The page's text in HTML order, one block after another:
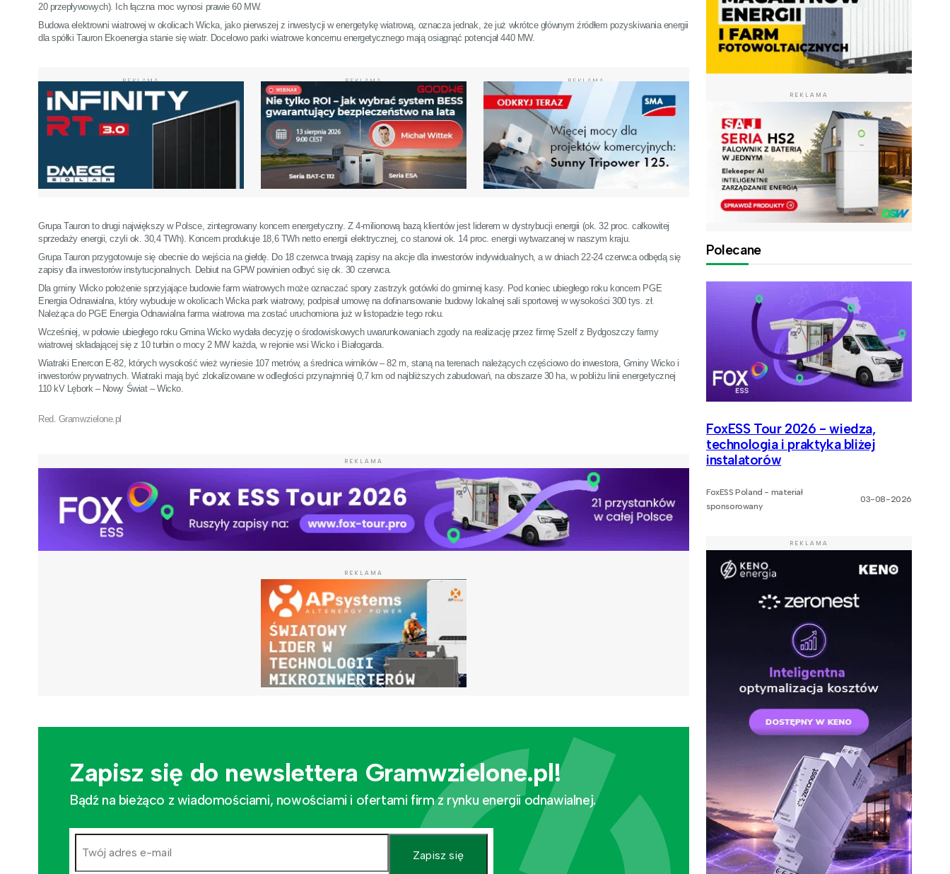
20 przepływowych). Ich łączna moc wynosi prawie 60 MW.
Budowa elektrowni wiatrowej w okolicach Wicka, jako pierwszej z inwestycji w energetykę wiatrową, oznacza jednak, że już wkrótce głównym źródłem pozyskiwania energii
dla spółki Tauron Ekoenergia stanie się wiatr. Docelowo parki wiatrowe koncernu energetycznego mają osiągnąć potencjał 440 MW.
REKLAMA REKLAMA REKLAMA
Grupa Tauron to drugi największy w Polsce, zintegrowany koncern energetyczny. Z 4-milionową bazą klientów jest liderem w dystrybucji energii (ok. 32 proc. całkowitej
sprzedaży energii, czyli ok. 30,4 TWh). Koncern produkuje 18,6 TWh netto energii elektrycznej, co stanowi ok. 14 proc. energii wytwarzanej w naszym kraju.
Grupa Tauron przygotowuje się obecnie do wejścia na giełdę. Do 18 czerwca trwają zapisy na akcje dla inwestorów indywidualnych, a w dniach 22-24 czerwca odbędą się
zapisy dla inwestorów instytucjonalnych. Debiut na GPW powinien odbyć się ok. 30 czerwca.
Dla gminy Wicko położenie sprzyjające budowie farm wiatrowych może oznaczać spory zastrzyk gotówki do gminnej kasy. Pod koniec ubiegłego roku koncern PGE
Energia Odnawialna, który wybuduje w okolicach Wicka park wiatrowy, podpisał umowę na dofinansowanie budowy lokalnej sali sportowej w wysokości 300 tys. zł.
Należąca do PGE Energia Odnawialna farma wiatrowa ma zostać uruchomiona już w listopadzie tego roku.
Wcześniej, w połowie ubiegłego roku Gmina Wicko wydała decyzję o środowiskowych uwarunkowaniach zgody na realizację przez firmę Szelf z Bydgoszczy farmy
wiatrowej składającej się z 10 turbin o mocy 2 MW każda, w rejonie wsi Wicko i Białogarda.
Wiatraki Enercon E-82, których wysokość wież wyniesie 107 metrów, a średnica wirników – 82 m, staną na terenach należących częściowo do inwestora, Gminy Wicko i
inwestorów prywatnych. Wiatraki mają być zlokalizowane w odległości przynajmniej 0,7 km od najbliższych zabudowań, na obszarze 30 ha, w pobliżu linii energetycznej
110 kV Lębork – Nowy Świat – Wicko.
Red. Gramwzielone.pl
REKLAMA
REKLAMA
Zapisz się do newslettera Gramwzielone.pl!
Bądź na bieżąco z wiadomościami, nowościami i ofertami firm z rynku energii odnawialnej.
Zapisz się
REKLAMA
Polecane
FoxESS Tour 2026 - wiedza,
technologia i praktyka bliżej
instalatorów
FoxESS Poland - materiał
sponsorowany
03-08-2026
REKLAMA